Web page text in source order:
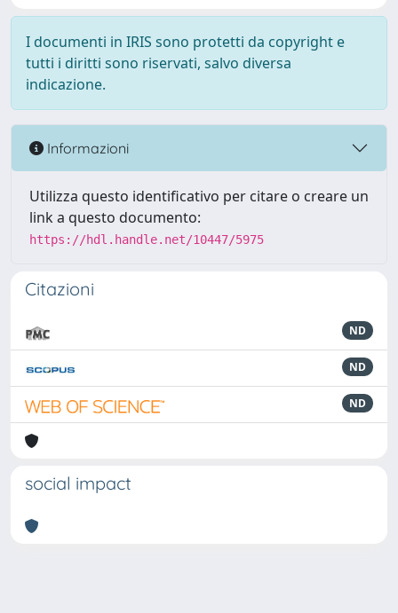
I documenti in IRIS sono protetti da copyright e
tutti i diritti sono riservati, salvo diversa
indicazione.
Informazioni
Utilizza questo identificativo per citare o creare un
link a questo documento:
https://hdl.handle.net/10447/5975
Citazioni
ND
ND
ND
social impact